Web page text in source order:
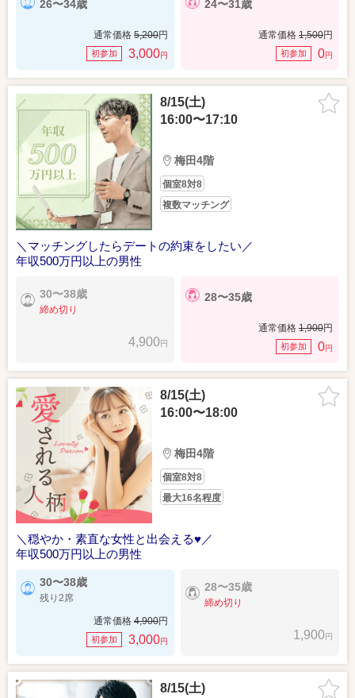
26〜34歳
通常価格 5,200円
初参加 3,000円
24〜31歳
通常価格 1,500円
初参加 0円
8/15(土)
16:00〜17:10
梅田4階
個室8対8
複数マッチング
＼マッチングしたらデートの約束をしたい／
年収500万円以上の男性
30〜38歳
締め切り
4,900円
28〜35歳
通常価格 1,900円
初参加 0円
8/15(土)
16:00〜18:00
梅田4階
個室8対8
最大16名程度
＼穏やか・素直な女性と出会える♥／
年収500万円以上の男性
30〜38歳
残り2席
通常価格 4,900円
初参加 3,000円
28〜35歳
締め切り
1,900円
8/15(土)